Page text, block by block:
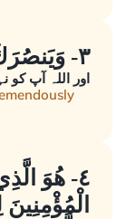
٣- وَيَنصُرَكَ اللَّـهُ نَصْرًا عَزِيزًا
اور اللہ آپ
٤- هُوَ
الْمُؤْمِنِينَ